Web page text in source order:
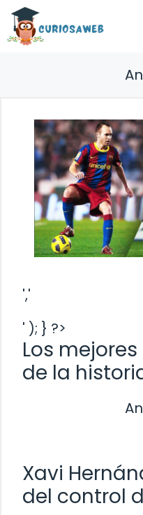
Saltar
contenido
','
' ); } ?>
Los
de la
Xavi
del control